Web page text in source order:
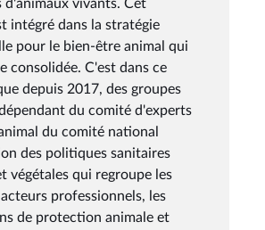
d'animaux vivants. Cet
intégré dans la stratégie
pour le bien-être animal qui
consolidée. C'est dans ce
depuis 2017, des groupes
du comité d'experts
du comité national
des politiques sanitaires
végétales qui regroupe les
professionnels, les
de protection animale et